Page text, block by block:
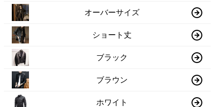
オーバーサイズ
ショート丈
ブラック
ブラウン
ホワイト